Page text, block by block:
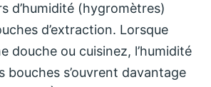
d’humidité (hygromètres)
d’extraction. Lorsque
douche ou cuisinez, l’humidité
bouches s’ouvrent davantage